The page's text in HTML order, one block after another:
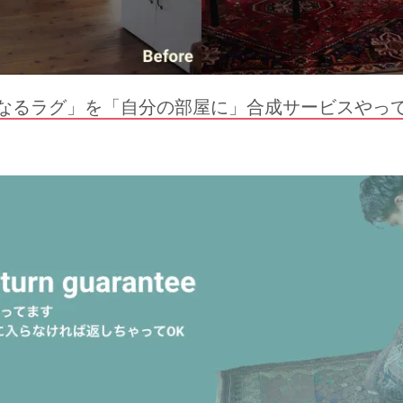
るラグ」を「自分の部屋に」合成サービスやっ